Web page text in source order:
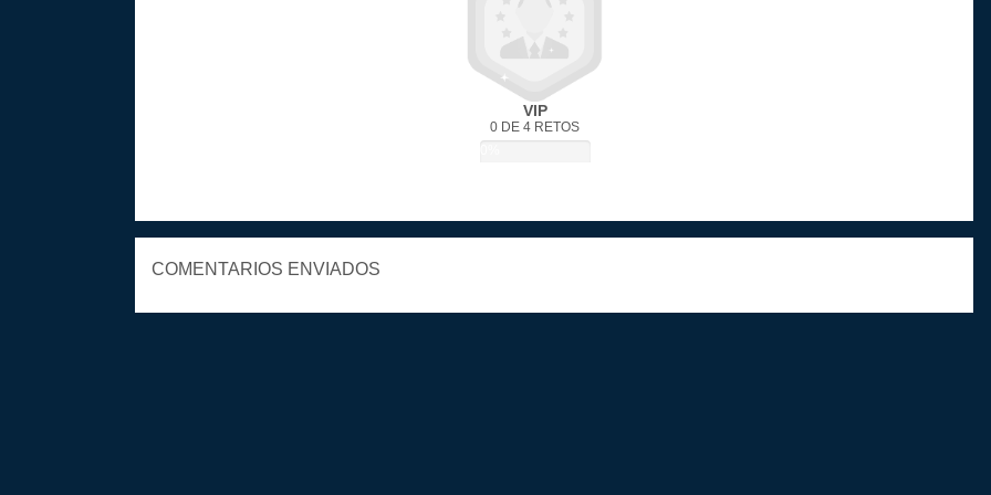
VIP
0 DE 4 RETOS
COMENTARIOS ENVIADOS